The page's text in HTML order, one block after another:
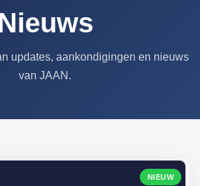
updates, aankondigingen en nieuws
van JAAN.
NIEUW